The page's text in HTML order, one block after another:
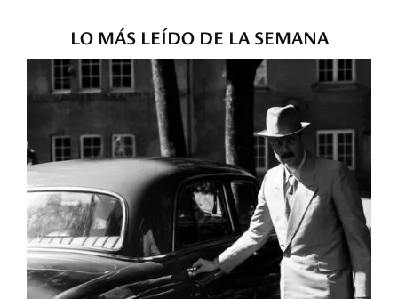
LO MÁS LEÍDO DE LA SEMANA